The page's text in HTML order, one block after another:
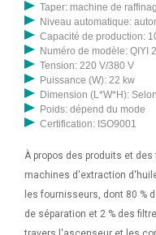
Taper: machine de
Niveau automatique:
Capacité de production:
Numéro de modèle: QIYI
Tension: 220 V/380 V
Puissance (W): 22 kw
Dimension (L*W*H):
Poids: dépend du mode
Certification: ISO9001
À propos des produits et
machines d'extraction
les fournisseurs, dont 80 %
de séparation et 2 % des